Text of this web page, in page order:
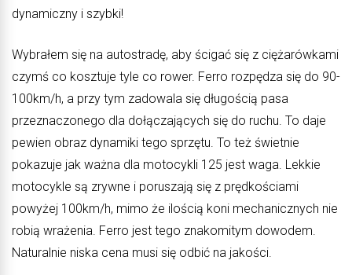
dynamiczny i szybki!
Wybrałem się na autostradę, aby ścigać się z ciężarówkami
czymś co kosztuje tyle co rower. Ferro rozpędza się do 90-
100km/h, a przy tym zadowala się długością pasa
przeznaczonego dla dołączających się do ruchu. To daje
pewien obraz dynamiki tego sprzętu. To też świetnie
pokazuje jak ważna dla motocykli 125 jest waga. Lekkie
motocykle są zrywne i poruszają się z prędkościami
powyżej 100km/h, mimo że ilością koni mechanicznych nie
robią wrażenia. Ferro jest tego znakomitym dowodem.
Naturalnie niska cena musi się odbić na jakości.